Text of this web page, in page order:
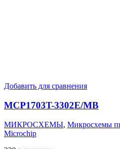
Добавить для сравнения
MCP1703T-3302E/MB
МИКРОСХЕМЫ, Микросхемы
Microchip